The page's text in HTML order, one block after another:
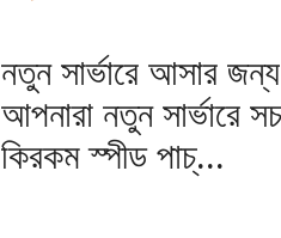
নতুন সার্ভারে আসার
আপনারা নতুন সার্ভারে
কিরকম স্পীড পাচ্...